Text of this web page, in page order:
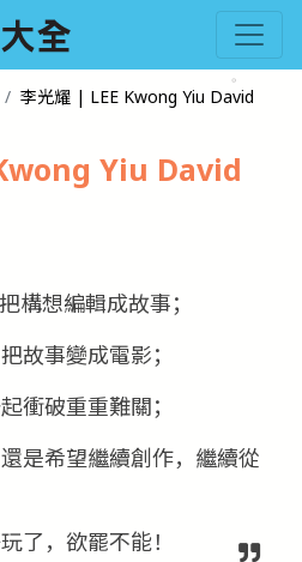
李光耀 | LEE Kwong Yiu David
Yiu David
構想編輯成故事；
故事變成電影；
衝破重重難關；
是希望繼續創作，繼續從
了，欲罷不能！